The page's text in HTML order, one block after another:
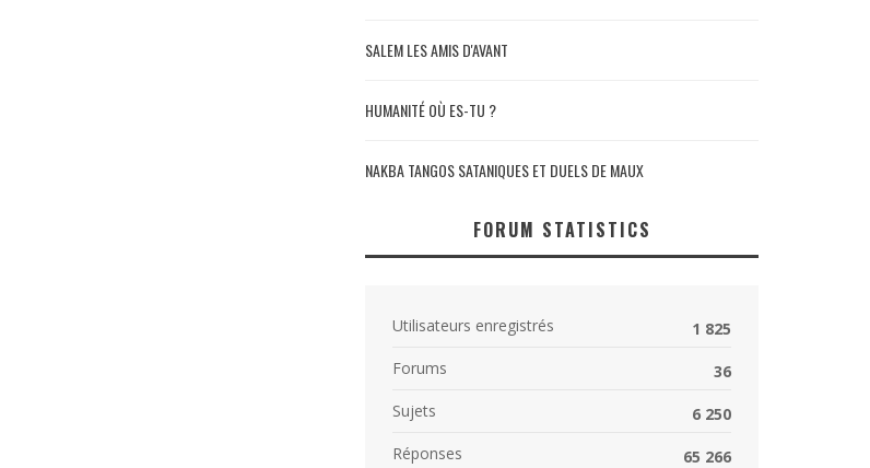
SALEM LES AMIS D'AVANT
HUMANITÉ OÙ ES-TU ?
NAKBA TANGOS SATANIQUES ET DUELS DE MAUX
FORUM STATISTICS
Utilisateurs enregistrés
1 825
Forums
36
Sujets
6 250
Réponses
65 266